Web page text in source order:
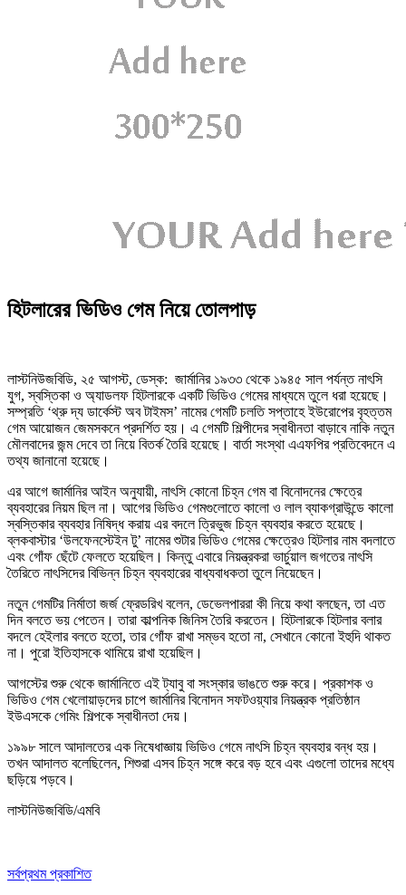
হিটলারের ভিডিও গেম নিয়ে তোলপাড়
লাস্টনিউজবিডি, ২৫ আগস্ট, ডেস্ক: জার্মানির ১৯৩৩ থেকে ১৯৪৫ সাল পর্যন্ত নাৎসি
যুগ, স্বস্তিকা ও অ্যাডলফ হিটলারকে একটি ভিডিও গেমের মাধ্যমে তুলে ধরা হয়েছে।
সম্প্রতি ‘থ্রু দ্য ডার্কেস্ট অব টাইমস’ নামের গেমটি চলতি সপ্তাহে ইউরোপের বৃহত্তম
গেম আয়োজন জেমসকনে প্রদর্শিত হয়। এ গেমটি শিল্পীদের স্বাধীনতা বাড়াবে নাকি নতুন
মৌলবাদের জন্ম দেবে তা নিয়ে বিতর্ক তৈরি হয়েছে। বার্তা সংস্থা এএফপির প্রতিবেদনে এ
তথ্য জানানো হয়েছে।
এর আগে জার্মানির আইন অনুযায়ী, নাৎসি কোনো চিহ্ন গেম বা বিনোদনের ক্ষেত্রে
ব্যবহারের নিয়ম ছিল না। আগের ভিডিও গেমগুলোতে কালো ও লাল ব্যাকগ্রাউন্ডে কালো
স্বস্তিকার ব্যবহার নিষিদ্ধ করায় এর বদলে ত্রিভুজ চিহ্ন ব্যবহার করতে হয়েছে।
ব্লকবাস্টার ‘উলফেনস্টেইন টু’ নামের শুটার ভিডিও গেমের ক্ষেত্রেও হিটলার নাম বদলাতে
এবং গোঁফ ছেঁটে ফেলতে হয়েছিল। কিন্তু এবারে নিয়ন্ত্রকরা ভার্চুয়াল জগতের নাৎসি
তৈরিতে নাৎসিদের বিভিন্ন চিহ্ন ব্যবহারের বাধ্যবাধকতা তুলে নিয়েছেন।
নতুন গেমটির নির্মাতা জর্জ ফ্রেডরিখ বলেন, ডেভেলপাররা কী নিয়ে কথা বলছেন, তা এত
দিন বলতে ভয় পেতেন। তারা কাল্পনিক জিনিস তৈরি করতেন। হিটলারকে হিটলার বলার
বদলে হেইলার বলতে হতো, তার গোঁফ রাখা সম্ভব হতো না, সেখানে কোনো ইহুদি থাকত
না। পুরো ইতিহাসকে থামিয়ে রাখা হয়েছিল।
আগস্টের শুরু থেকে জার্মানিতে এই ট্যাবু বা সংস্কার ভাঙতে শুরু করে। প্রকাশক ও
ভিডিও গেম খেলোয়াড়দের চাপে জার্মানির বিনোদন সফটওয়্যার নিয়ন্ত্রক প্রতিষ্ঠান
ইউএসকে গেমিং শিল্পকে স্বাধীনতা দেয়।
১৯৯৮ সালে আদালতের এক নিষেধাজ্ঞায় ভিডিও গেমে নাৎসি চিহ্ন ব্যবহার বন্ধ হয়।
তখন আদালত বলেছিলেন, শিশুরা এসব চিহ্ন সঙ্গে করে বড় হবে এবং এগুলো তাদের মধ্যে
ছড়িয়ে পড়বে।
লাস্টনিউজবিডি/এমবি
সর্বপ্রথম প্রকাশিত